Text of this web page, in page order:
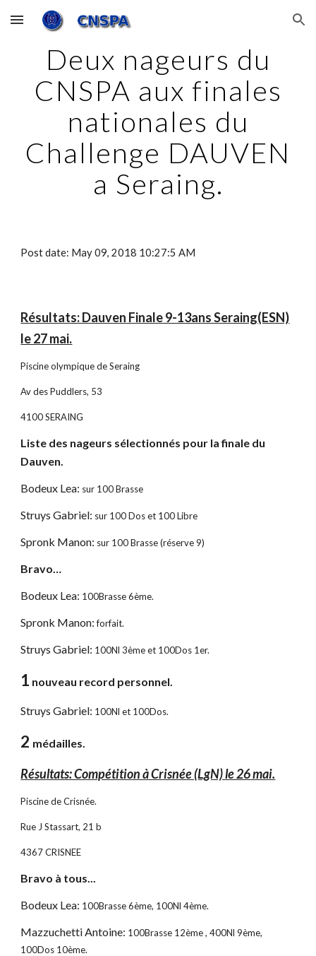
Skip to main content Skip to navigation
Deux nageurs du
CNSPA aux finales
nationales du
Challenge DAUVEN
a Seraing.
Post date: May 09, 2018 10:27:5 AM
Résultats: Dauven Finale 9-13ans Seraing(ESN)
le 27 mai.
Piscine olympique de Seraing
Av des Puddlers, 53
4100 SERAING
Liste des nageurs sélectionnés pour la finale du
Dauven.
Bodeux Lea: sur 100 Brasse
Struys Gabriel: sur 100 Dos et 100 Libre
Spronk Manon: sur 100 Brasse (réserve 9)
Bravo…
Bodeux Lea: 100Brasse 6ème.
Spronk Manon:forfait.
Struys Gabriel: 100Nl 3ème et 100Dos 1er.
1 nouveau record personnel.
Struys Gabriel: 100Nl et 100Dos.
2 médailles.
Résultats: Compétition à Crisnée (LgN) le 26 mai.
Piscine de Crisnée.
Rue J Stassart, 21 b
4367 CRISNEE
Bravo à tous...
Bodeux Lea: 100Brasse 6ème, 100Nl 4ème.
Mazzuchetti Antoine: 100Brasse 12ème , 400Nl 9ème,
100Dos 10ème.